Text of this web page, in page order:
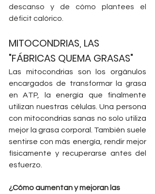
descanso y de cómo plantees el
déficit calórico.
MITOCONDRIAS, LAS
"FÁBRICAS QUEMA GRASAS"
Las mitocondrias son los orgánulos
encargados de transformar la grasa
en ATP, la energía que finalmente
utilizan nuestras células. Una persona
con mitocondrias sanas no solo utiliza
mejor la grasa corporal. También suele
sentirse con más energía, rendir mejor
físicamente y recuperarse antes del
esfuerzo.
¿Cómo aumentan y mejoran las